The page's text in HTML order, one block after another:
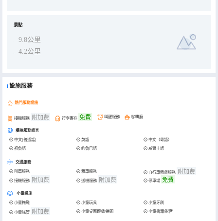
景點
9.8公里
4.2公里
設施服務
熱門服務設施
接機服務 附加费 行李寄存 免費 叫醒服務 咖啡廳
櫃枱服務語言
中文(普通話) 英語
中文（粵語）
祖魯語
約魯巴語 威爾士語
交通服務
叫車服務 租車服務 自行車租賃服務 附加费
接機服務 附加费 送機服務 附加费 停車場 免費
小童設施
小童拖鞋 小童玩具
小童牙刷
小童託管 附加费 小童桌面遊戲/拼圖 小童書籍/影音